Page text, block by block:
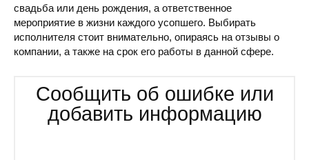
свадьба или день рождения, а ответственное
мероприятие в жизни каждого усопшего. Выбирать
исполнителя стоит внимательно, опираясь на отзывы о
компании, а также на срок его работы в данной сфере.
Сообщить об ошибке или
добавить информацию